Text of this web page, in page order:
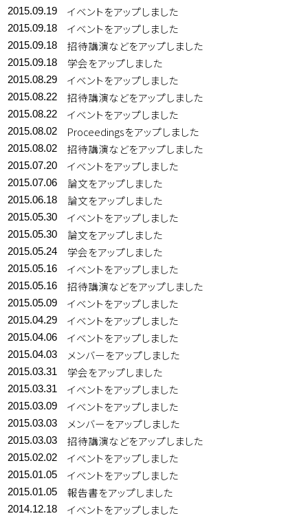
2015.09.19 イベントをアップしました
2015.09.18 イベントをアップしました
2015.09.18 招待講演などをアップしました
2015.09.18 学会をアップしました
2015.08.29 イベントをアップしました
2015.08.22 招待講演などをアップしました
2015.08.22 イベントをアップしました
2015.08.02 Proceedingsをアップしました
2015.08.02 招待講演などをアップしました
2015.07.20 イベントをアップしました
2015.07.06 論文をアップしました
2015.06.18 論文をアップしました
2015.05.30 イベントをアップしました
2015.05.30 論文をアップしました
2015.05.24 学会をアップしました
2015.05.16 イベントをアップしました
2015.05.16 招待講演などをアップしました
2015.05.09 イベントをアップしました
2015.04.29 イベントをアップしました
2015.04.06 イベントをアップしました
2015.04.03 メンバーをアップしました
2015.03.31 学会をアップしました
2015.03.31 イベントをアップしました
2015.03.09 イベントをアップしました
2015.03.03 メンバーをアップしました
2015.03.03 招待講演などをアップしました
2015.02.02 イベントをアップしました
2015.01.05 イベントをアップしました
2015.01.05 報告書をアップしました
2014.12.18 イベントをアップしました